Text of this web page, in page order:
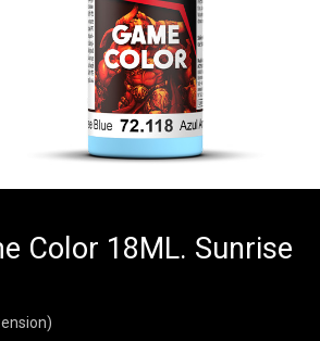
Color 18ML. Sunrise